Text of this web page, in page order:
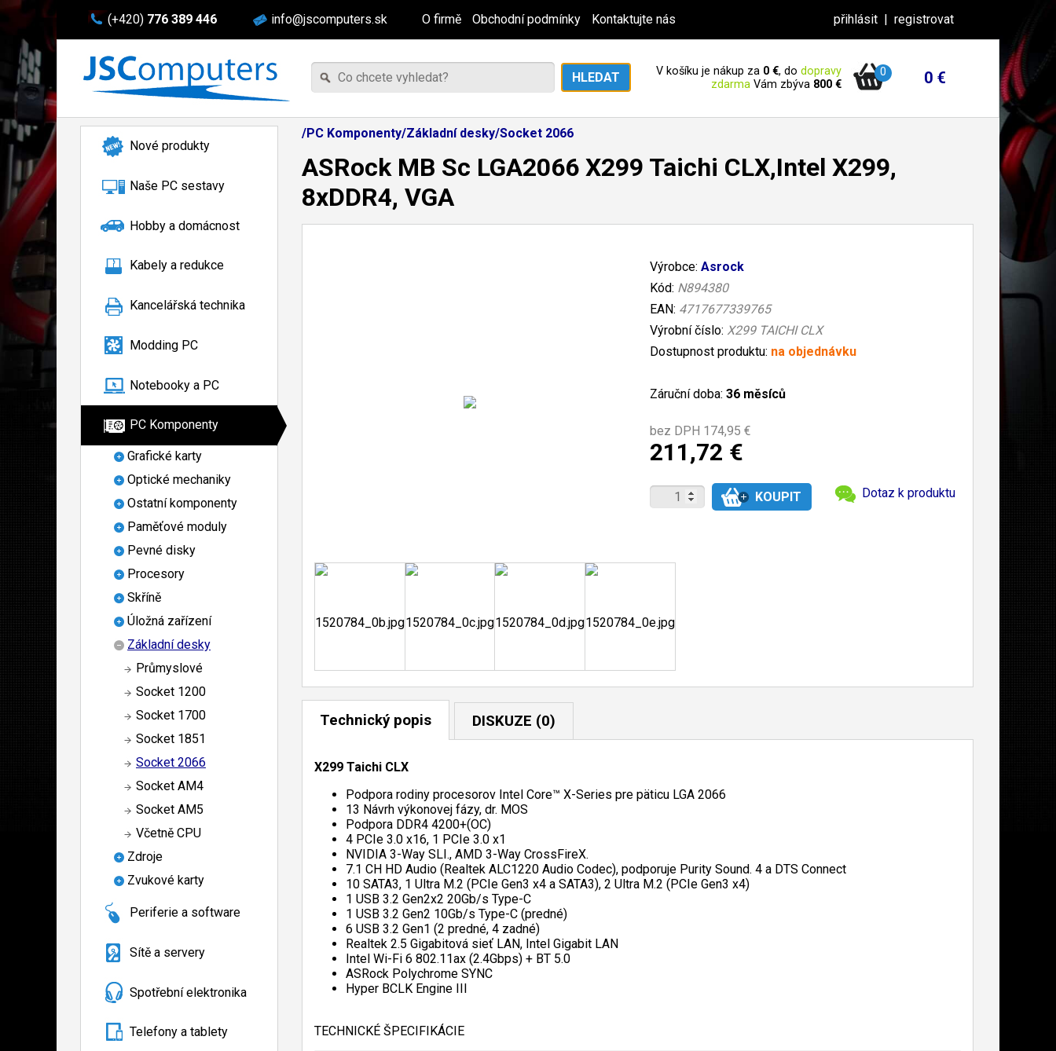
(+420) 776 389 446 info@jscomputers.sk O firmě Obchodní podmínky Kontaktujte nás přihlásit | registrovat
V košíku je nákup za 0 €, do dopravy
zdarma Vám zbýva 800 €
0 0 €
Nové produkty
Naše PC sestavy
Hobby a domácnost
Kabely a redukce
Kancelářská technika
Modding PC
Notebooky a PC
PC Komponenty
Grafické karty
Optické mechaniky
Ostatní komponenty
Paměťové moduly
Pevné disky
Procesory
Skříně
Úložná zařízení
Základní desky
Průmyslové
Socket 1200
Socket 1700
Socket 1851
Socket 2066
Socket AM4
Socket AM5
Včetně CPU
Zdroje
Zvukové karty
Periferie a software
Sítě a servery
Spotřební elektronika
Telefony a tablety
/PC Komponenty/Základní desky/Socket 2066
ASRock MB Sc LGA2066 X299 Taichi CLX,Intel X299,
8xDDR4, VGA
Výrobce: Asrock
Kód: N894380
EAN: 4717677339765
Výrobní číslo: X299 TAICHI CLX
Dostupnost produktu: na objednávku
Záruční doba: 36 měsíců
bez DPH 174,95 €
211,72 €
Dotaz k produktu
Technický popis DISKUZE (0)
X299 Taichi CLX
Podpora rodiny procesorov Intel Core™ X-Series pre päticu LGA 2066
13 Návrh výkonovej fázy, dr. MOS
Podpora DDR4 4200+(OC)
4 PCIe 3.0 x16, 1 PCIe 3.0 x1
NVIDIA 3-Way SLI., AMD 3-Way CrossFireX.
7.1 CH HD Audio (Realtek ALC1220 Audio Codec), podporuje Purity Sound. 4 a DTS Connect
10 SATA3, 1 Ultra M.2 (PCIe Gen3 x4 a SATA3), 2 Ultra M.2 (PCIe Gen3 x4)
1 USB 3.2 Gen2x2 20Gb/s Type-C
1 USB 3.2 Gen2 10Gb/s Type-C (predné)
6 USB 3.2 Gen1 (2 predné, 4 zadné)
Realtek 2.5 Gigabitová sieť LAN, Intel Gigabit LAN
Intel Wi-Fi 6 802.11ax (2.4Gbps) + BT 5.0
ASRock Polychrome SYNC
Hyper BCLK Engine III
TECHNICKÉ ŠPECIFIKÁCIE